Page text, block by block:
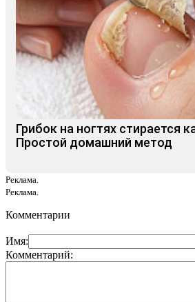
Грибок на ногтях стирается
Простой домашний метод
Реклама.
Реклама.
Комментарии
Имя:
Комментарий: